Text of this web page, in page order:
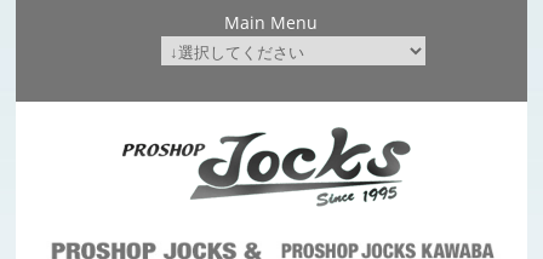
Main Menu